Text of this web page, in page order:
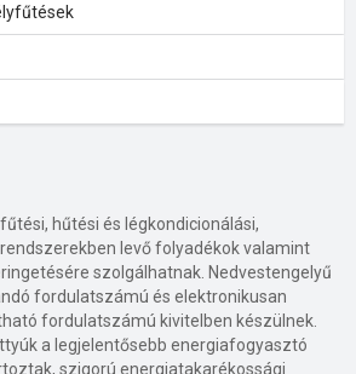
hűtési és légkondicionálási,
levő folyadékok valamint
szolgálhatnak. Nedvestengelyű
fordulatszámú és elektronikusan
fordulatszámú kivitelben készülnek.
a legjelentősebb energiafogyasztó
szigorú energiatakarékossági